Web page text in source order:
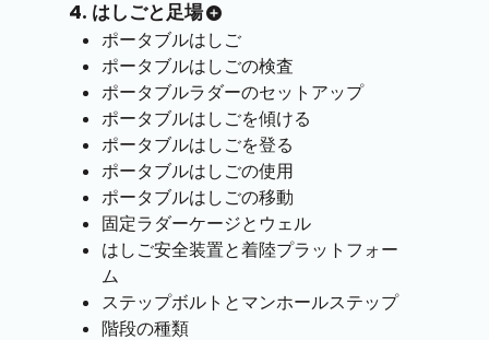
4. はしごと足場
ポータブルはしご
ポータブルはしごの検査
ポータブルラダーのセットアップ
ポータブルはしごを傾ける
ポータブルはしごを登る
ポータブルはしごの使用
ポータブルはしごの移動
固定ラダーケージとウェル
はしご安全装置と着陸プラットフォー
ム
ステップボルトとマンホールステップ
階段の種類